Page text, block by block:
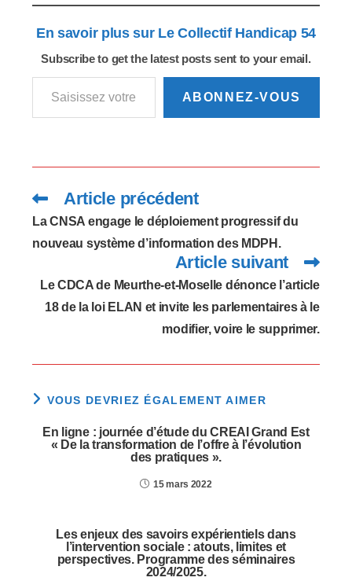
la politique régionale
des avis sur ses
modalités
d’élaboration, de suivi
En savoir plus sur Le Collectif Handicap 54
Subscribe to get the latest posts sent to your email.
Saisissez votre adresse e-mail…
ABONNEZ-VOUS
Read
more
articles
Article précédent
La CNSA engage le déploiement progressif du
nouveau système d’information des MDPH.
Article suivant
Le CDCA de Meurthe-et-Moselle dénonce l’article
18 de la loi ELAN et invite les parlementaires à le
modifier, voire le supprimer.
VOUS DEVRIEZ ÉGALEMENT AIMER
En ligne : journée d’étude du CREAI Grand Est
« De la transformation de l’offre à l’évolution
des pratiques ».
15 mars 2022
Les enjeux des savoirs expérientiels dans
l’intervention sociale : atouts, limites et
perspectives. Programme des séminaires
2024/2025.